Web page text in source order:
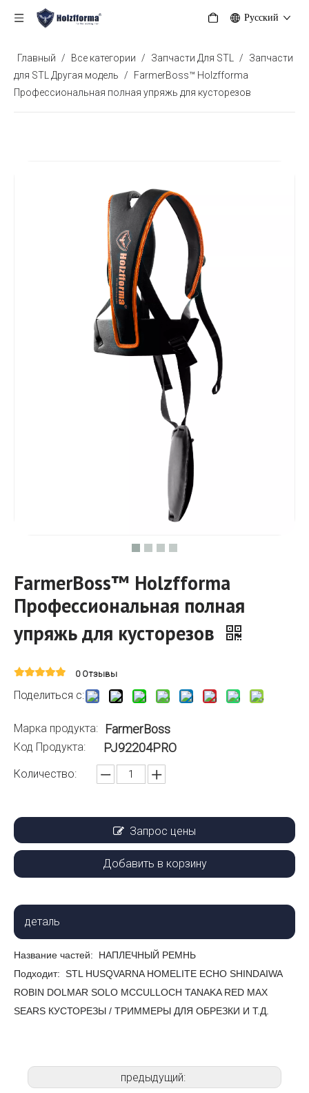
Pусский
Главный / Все категории / Запчасти Для STL /
Запчасти
для STL Другая модель
/
FarmerBoss™ Holzfforma
Профессиональная полная упряжь для кусторезов
FarmerBoss™ Holzfforma
Профессиональная полная
упряжь для кусторезов
0 Отзывы
Поделиться с:
Марка продукта: FarmerBoss
Код Продукта: PJ92204PRO
Количество:
Запрос цены
Добавить в корзину
деталь
Название частей: НАПЛЕЧНЫЙ РЕМНЬ
Подходит: STL HUSQVARNA HOMELITE ECHO SHINDAIWA
ROBIN DOLMAR SOLO MCCULLOCH TANAKA RED MAX
SEARS КУСТОРЕЗЫ / ТРИММЕРЫ ДЛЯ ОБРЕЗКИ И Т.Д.
предыдущий: